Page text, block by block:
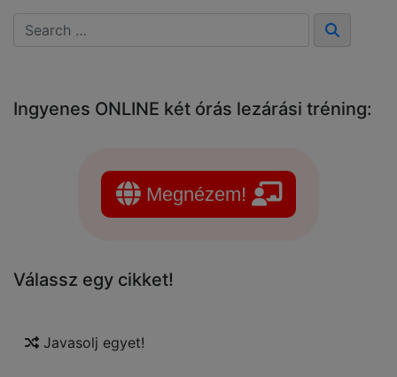
Ingyenes ONLINE két órás lezárási tréning:
Megnézem!
Válassz egy cikket!
Javasolj egyet!